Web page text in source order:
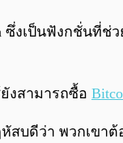
ซึ่งเป็นฟังกชั่นที่ช่
งสามารถซื้อ
บดีว่า พวกเขา